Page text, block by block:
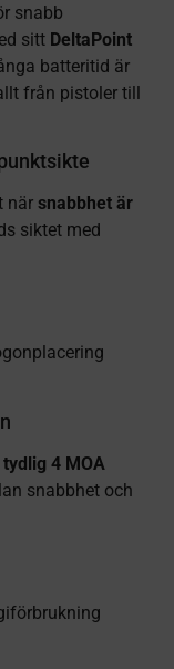
snabb
sitt DeltaPoint
batteritid är
från pistoler till
när snabbhet är
siktet med
4 MOA
snabbhet och